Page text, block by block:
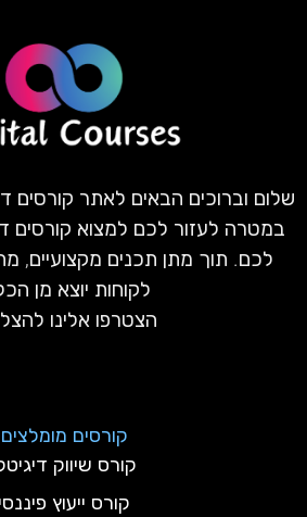
שלום וברוכים הבאים לאתר קורסים
במטרה לעזור לכם למצוא קורסים
לכם. תוך מתן תכנים מקצועיים,
לקוחות יוצא מן
הצטרפו אלינו
קורסים מומלצים
קורס שיווק
קורס ייעוץ פיננסי